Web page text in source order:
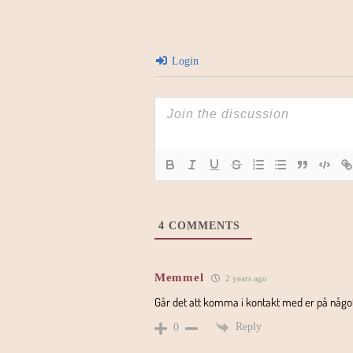
Login
4 COMMENTS
Memmel 2 years ago
Går det att komma i kontakt med er på
0 Reply